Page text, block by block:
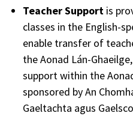
Teacher Support is
classes in the English-
enable transfer of
the Aonad Lán-
support within the
sponsored by An
Gaeltachta agus